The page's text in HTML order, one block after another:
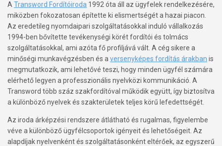
A Transword Fordítóiroda 1992 óta áll az ügyfelek rendelkezésére,
miközben fokozatosan építette ki elismertségét a hazai piacon.
Az eredetileg nyomdaipari szolgáltatásokkal induló vállalkozás
1994-ben bővítette tevékenységi körét fordítói és tolmács
szolgáltatásokkal, ami azóta fő profiljává vált. A cég sikere a
minőségi munkavégzésben és a versenyképes fordítás árakban is
megmutatkozik, ami lehetővé teszi, hogy minden ügyfél számára
elérhető legyen a professzionális nyelvközi kommunikáció. A
Transword több száz szakfordítóval működik együtt, így biztosítva
a különböző nyelvek és szakterületek teljes körű lefedettségét.
Az iroda árképzési rendszere átlátható és rugalmas, figyelembe
véve a különböző ügyfélcsoportok igényeit és lehetőségeit. Az
alapdíjak nyelvenként és szolgáltatásonként eltérőek, az egyszerű